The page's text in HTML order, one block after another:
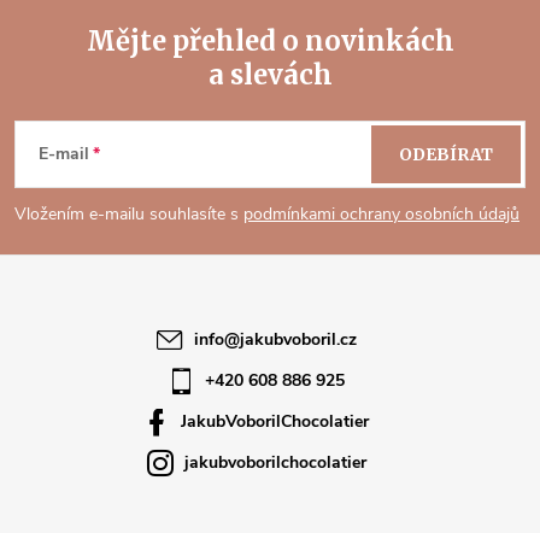
p
Mějte přehled o novinkách
a slevách
E-mail
Vložením e-mailu souhlasíte s podmínkami ochrany osobních údajů
ODEBÍRAT
info@jakubvoboril.cz
+420 608 886 925
JakubVoborilChocolatier
jakubvoborilchocolatier